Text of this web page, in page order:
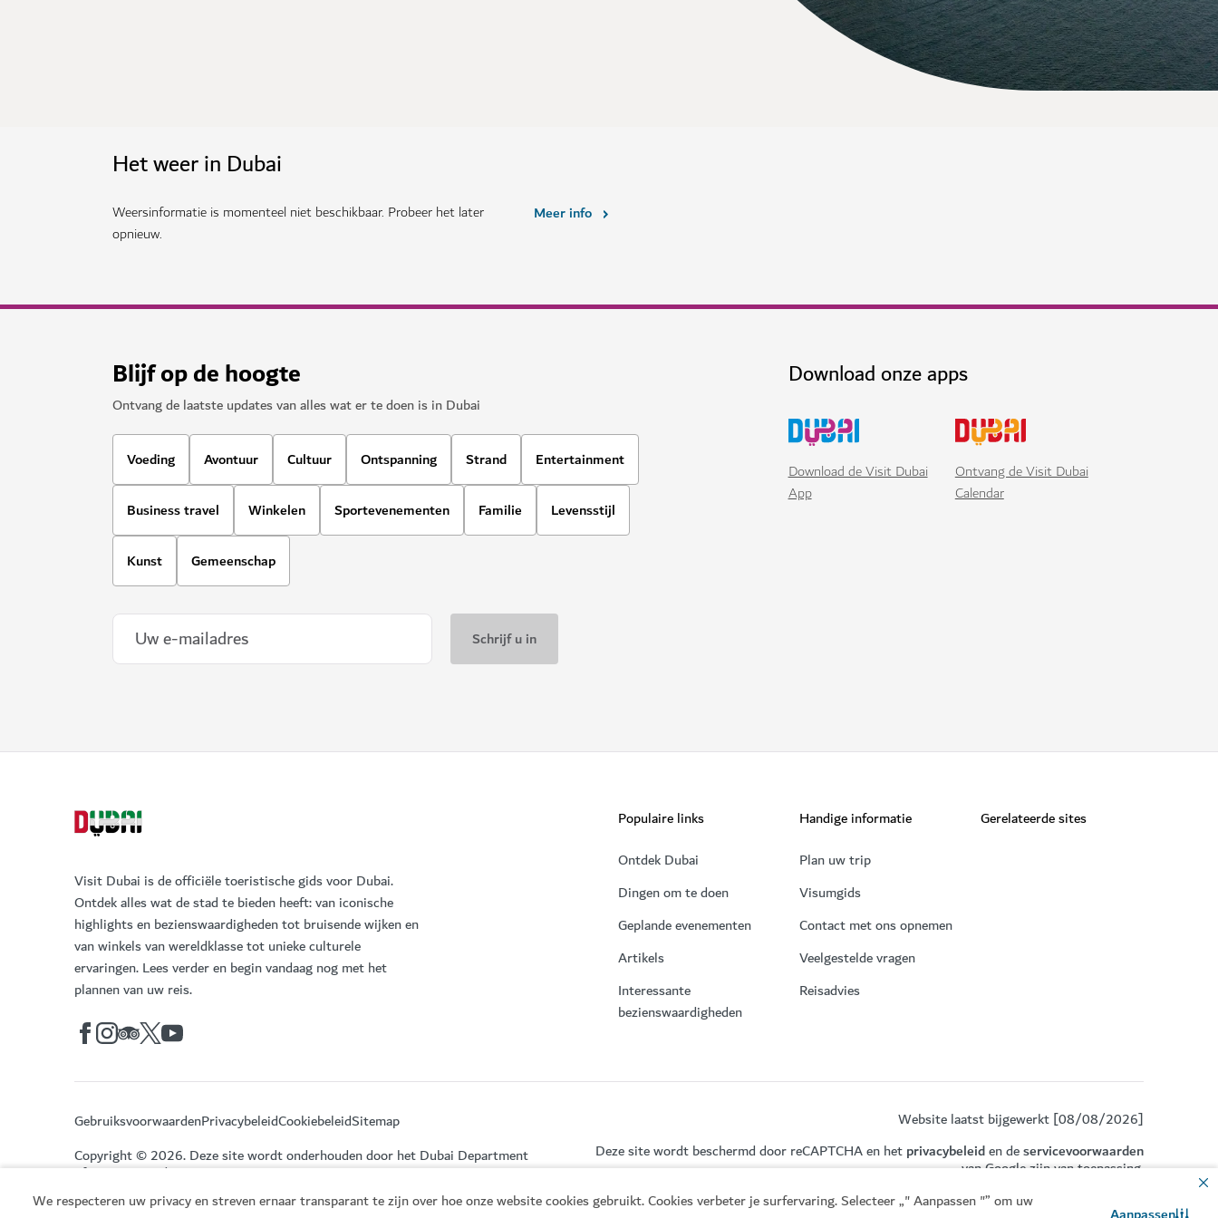
We respecteren uw privacy en streven ernaar transparant te zijn over hoe onze website cookies gebruikt. Cookies verbeter je surfervaring. Selecteer „" Aanpassen "” om uw
Het weer in Dubai
Weersinformatie is momenteel niet beschikbaar. Probeer het later
opnieuw.
Meer info
Blijf op de hoogte
Ontvang de laatste updates van alles wat er te doen is in Dubai
Voeding Avontuur Cultuur Ontspanning Strand Entertainment
Business travel Winkelen Sportevenementen Familie Levensstijl
Kunst Gemeenschap
Download onze apps
Download de Visit Dubai
App
Ontvang de Visit Dubai
Calendar
Visit Dubai is de officiële toeristische gids voor Dubai.
Ontdek alles wat de stad te bieden heeft: van iconische
highlights en bezienswaardigheden tot bruisende wijken en
van winkels van wereldklasse tot unieke culturele
ervaringen. Lees verder en begin vandaag nog met het
plannen van uw reis.
Populaire links
Ontdek Dubai
Dingen om te doen
Geplande evenementen
Artikels
Interessante
bezienswaardigheden
Handige informatie
Plan uw trip
Visumgids
Contact met ons opnemen
Veelgestelde vragen
Reisadvies
Gerelateerde sites
GebruiksvoorwaardenPrivacybeleidCookiebeleidSitemap
Copyright © 2026. Deze site wordt onderhouden door het Dubai Department
of Economy and Tourism.
Website laatst bijgewerkt [08/08/2026]
Deze site wordt beschermd door reCAPTCHA en hetprivacybeleiden deservicevoorwaarden
van Google zijn van toepassing.